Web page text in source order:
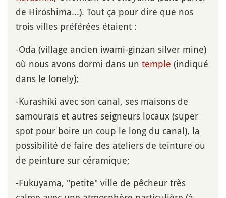
de Hiroshima...). Tout ça pour dire que nos
trois villes préférées étaient :
-Oda (village ancien iwami-ginzan silver mine)
où nous avons dormi dans un temple (indiqué
dans le lonely);
-Kurashiki avec son canal, ses maisons de
samouraïs et autres seigneurs locaux (super
spot pour boire un coup le long du canal), la
possibilité de faire des ateliers de teinture ou
de peinture sur céramique;
-Fukuyama, "petite" ville de pêcheur très